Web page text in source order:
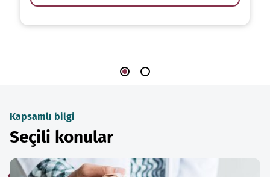
Kapsamlı bilgi
Seçili konular